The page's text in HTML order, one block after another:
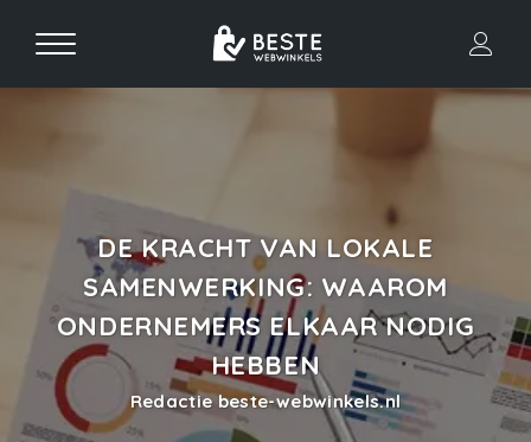
DE KRACHT VAN LOKALE
SAMENWERKING: WAAROM
ONDERNEMERS ELKAAR NODIG
HEBBEN
Redactie beste-webwinkels.nl